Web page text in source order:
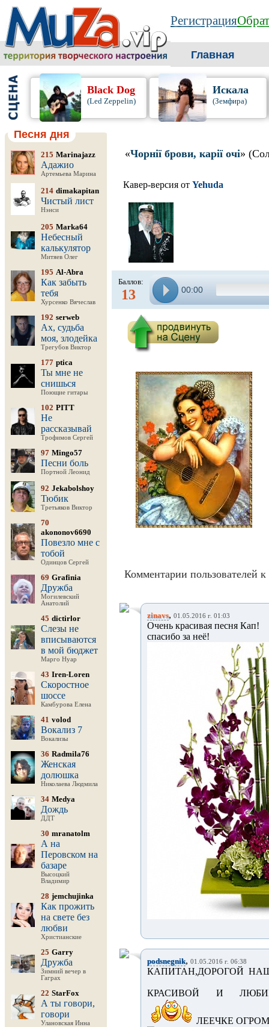
Регистрация
Главная
Black Dog
(Led Zeppelin)
Искала
(Земфира)
Песня дня
215 Marinajazz
Адажио
Артемьева Марина
214 dimakapitan
Чистый лист
Нэнси
205 Marka64
Небесный
калькулятор
Митяев Олег
195 Al-Abra
Как забыть
тебя
Хурсенко Вячеслав
192 serweb
Ах, судьба
моя, злодейка
Трегубов Виктор
177 ptica
Ты мне не
снишься
Поющие гитары
102 PITT
Не
рассказывай
Трофимов Сергей
97 Mingo57
Песни боль
Портной Леонид
92 Jekabolshoy
Тюбик
Третьяков Виктор
70
akononov6690
Повезло мне с
тобой
Одинцов Сергей
69 Grafinia
Дружба
Могилевский
Анатолий
45 dictirlor
Слезы не
вписываются
в мой бюджет
Марго Нуар
43 Iren-Loren
Скоростное
шоссе
Камбурова Елена
41 volod
Вокализ 7
Вокализы
36 Radmila76
Женская
долюшка
Николаева Людмила
34 Medya
Дождь
ДДТ
30 mranatolm
А на
Перовском на
базаре
Высоцкий
Владимир
28 jemchujinka
Как прожить
на свете без
любви
Христианские
25 Garry
Дружба
Зимний вечер в
Гаграх
22 StarFox
А ты говори,
говори
Улановская Инна
«Чорнії брови, карії очі»
Кавер-версия от Yehuda
Баллов:
13 00:00
Комментарии пользователей к
zinavs, 01.05.2016 г. 01:03
Очень красивая песня Кап!
спасибо за неё!
podsnegnik, 01.05.2016 г. 06:38
КАПИТАН,ДОРОГОЙ
КРАСИВОЙ И
ЛЕЕЧКЕ